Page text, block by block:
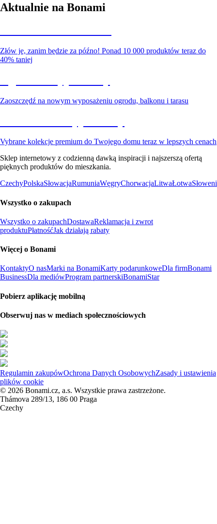
Aktualnie na Bonami
Złów je, zanim będzie za późno! Ponad 10 000 produktów teraz do
40% taniej
Zaoszczędź na nowym wyposażeniu ogrodu, balkonu i tarasu
Vybrane kolekcje premium do Twojego domu teraz w lepszych cenach
Sklep internetowy z codzienną dawką inspiracji i najszerszą ofertą
pięknych produktów do mieszkania.
CzechyPolskaSłowacjaRumuniaWęgryChorwacjaLitwaŁotwa
Wszystko o zakupach
Wszystko o zakupachDostawaReklamacja i zwrot
produktuPłatnośćJak działają rabaty
Więcej o Bonami
KontaktyO nasMarki na BonamiKarty podarunkoweDla firmBonami
BusinessDla mediówProgram partnerskiBonamiStar
Pobierz aplikację mobilną
Obserwuj nas w mediach społecznościowych
Regulamin zakupówOchrona Danych OsobowychZasady i ustawienia
plików cookie
© 2026 Bonami.cz, a.s. Wszystkie prawa zastrzeżone.
Thámova 289/13, 186 00 Praga
Czechy